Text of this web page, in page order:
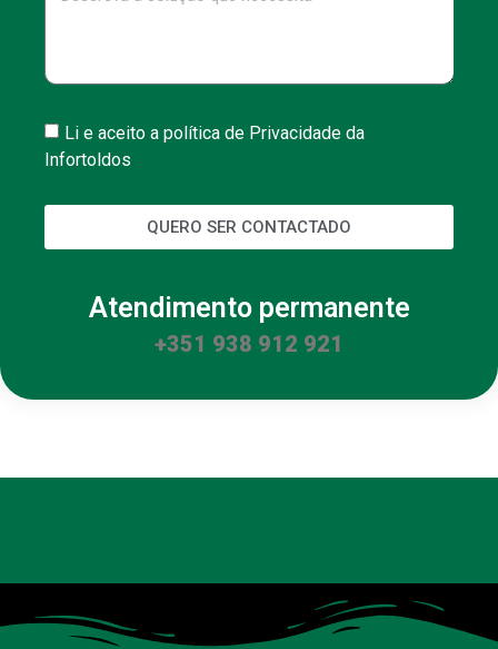
Li e aceito a política de Privacidade da
Infortoldos
QUERO SER CONTACTADO
Atendimento permanente
+351 938 912 921